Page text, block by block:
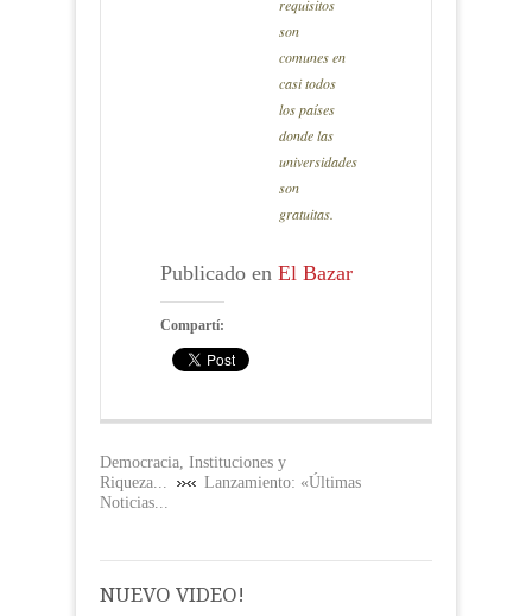
requisitos
son
comunes en
casi todos
los países
donde las
universidades
son
gratuitas.
Publicado en El Bazar
Compartí:
Democracia, Instituciones y
Riqueza...
Lanzamiento: «Últimas
Noticias...
NUEVO VIDEO!